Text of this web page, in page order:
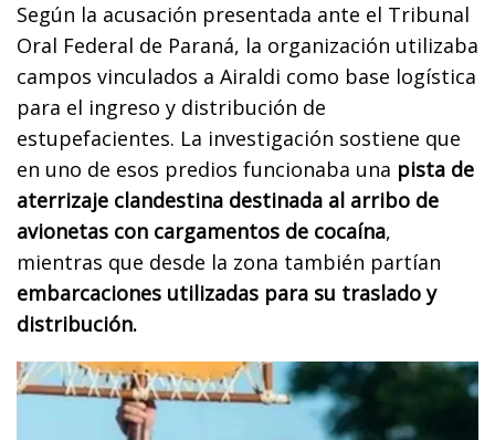
Según la acusación presentada ante el Tribunal
Oral Federal de Paraná, la organización utilizaba
campos vinculados a Airaldi como base logística
para el ingreso y distribución de
estupefacientes. La investigación sostiene que
en uno de esos predios funcionaba una pista de
aterrizaje clandestina destinada al arribo de
avionetas con cargamentos de cocaína,
mientras que desde la zona también partían
embarcaciones utilizadas para su traslado y
distribución.